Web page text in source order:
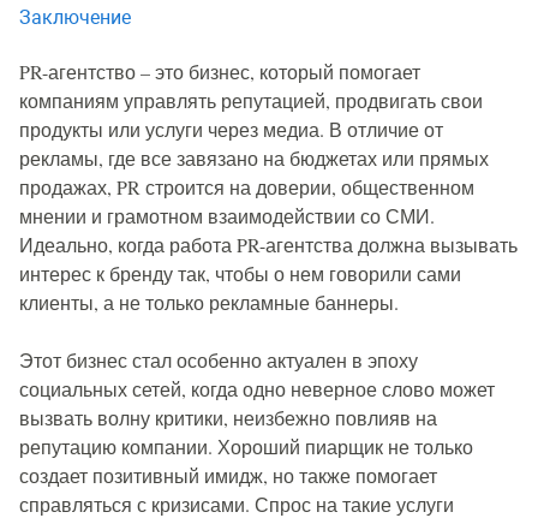
PR-агентство – это бизнес, который помогает
компаниям управлять репутацией, продвигать свои
продукты или услуги через медиа. В отличие от
рекламы, где все завязано на бюджетах или прямых
продажах, PR строится на доверии, общественном
мнении и грамотном взаимодействии со СМИ.
Идеально, когда работа PR-агентства должна вызывать
интерес к бренду так, чтобы о нем говорили сами
клиенты, а не только рекламные баннеры.
Этот бизнес стал особенно актуален в эпоху
социальных сетей, когда одно неверное слово может
вызвать волну критики, неизбежно повлияв на
репутацию компании. Хороший пиарщик не только
создает позитивный имидж, но также помогает
справляться с кризисами. Спрос на такие услуги
Заключение